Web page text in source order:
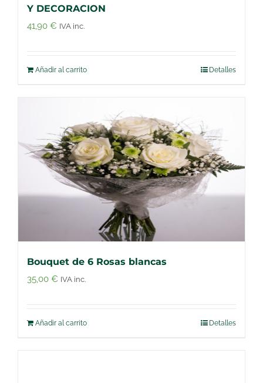
Y DECORACION
41,90 € IVA inc.
Añadir al carrito Detalles
Bouquet de 6 Rosas blancas
35,00 € IVA inc.
Añadir al carrito Detalles